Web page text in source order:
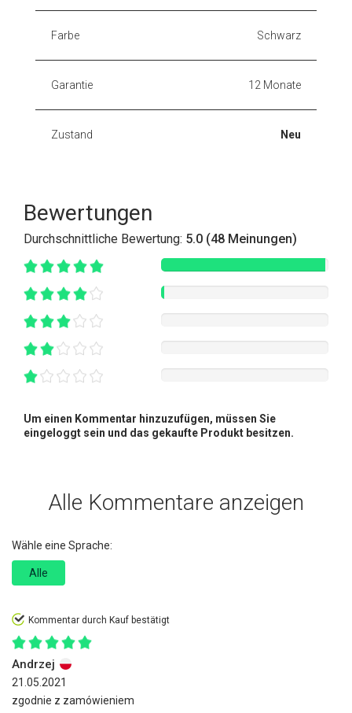
Farbe Schwarz
Garantie 12 Monate
Zustand Neu
Bewertungen
Durchschnittliche Bewertung: 5.0 (48 Meinungen)
Um einen Kommentar hinzuzufügen, müssen Sie
eingeloggt sein und das gekaufte Produkt besitzen.
Alle Kommentare anzeigen
Wähle eine Sprache:
Alle
Kommentar durch Kauf bestätigt
Andrzej
21.05.2021
zgodnie z zamówieniem